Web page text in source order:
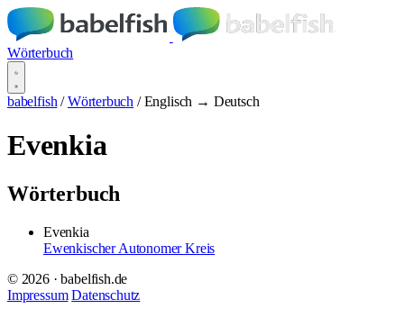
Wörterbuch
babelfish / Wörterbuch / Englisch → Deutsch
Evenkia
Wörterbuch
Evenkia
Ewenkischer Autonomer Kreis
© 2026 · babelfish.de
Impressum Datenschutz